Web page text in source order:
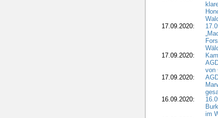
17.09.2020:
17.09.2020:
von
17.09.2020:
16.09.2020:
im